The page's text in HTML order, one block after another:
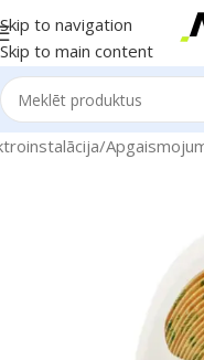
Skip to navigation
Skip to main content
/